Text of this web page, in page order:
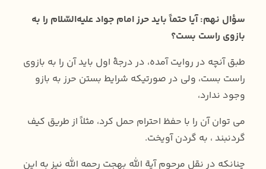
سؤال نهم: آیا حتماً باید حرز امام جواد عليه‌السّلام را به
بازوی راست بست؟
طبق آنچه در روایت آمده، در درجۀ اول باید آن را به بازوی
راست بست، ولی در صورتیکه شرایط بستن حرز به بازو
وجود ندارد،
می توان آن را با حفظ احترام حمل کرد، مثلاً از طریق کیف
گردنبند ، به گردن آویخت.
چنانکه در نقل مرحوم آیة الله بهجت رحمه الله نیز به این